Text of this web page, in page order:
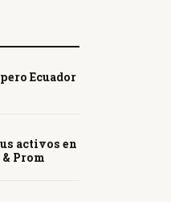
Ecuador
activos en
Prom